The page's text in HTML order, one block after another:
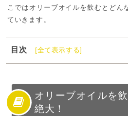
こではオリーブオイルを飲むとどん
ていきます。
目次
[全て表示する]
1
オリーブオイルを飲むと健康効
3
オリーブオイルのおすすめの種
4
オリーブオイルの健康効果を取
オリーブオイルを
絶大！